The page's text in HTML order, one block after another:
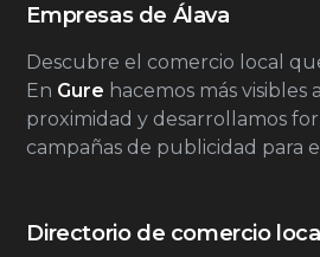
Empresas de Álava
Descubre el comercio local
En Gure hacemos más visibles
proximidad y desarrollamos
campañas de publicidad para
Directorio de comercio local